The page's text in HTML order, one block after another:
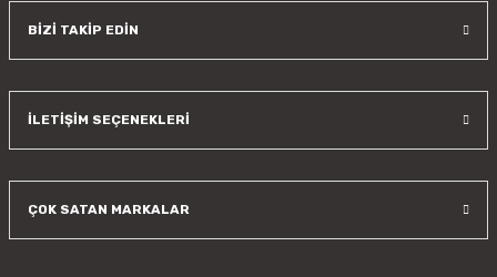
BİZİ TAKİP EDİN
İLETİŞİM SEÇENEKLERİ
ÇOK SATAN MARKALAR